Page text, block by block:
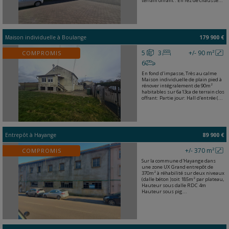
Maison individuelle à Boulange 179 900 €
COMPROMIS +/- 90 m²
5
3
6
En fond d'impasse, Très au calme
Maison individuelle de plain pied à
rénover intégralement de 90m²
habitables sur 6a13ca de terrain clos
offrant: Partie jour: Hall d'entrée (...
Entrepôt à Hayange 89 900 €
COMPROMIS +/- 370 m²
Sur la commune d'Hayange dans
une zone UX Grand entrepôt de
370m² à réhabilité sur deux niveaux
(dalle béton )soit 185m² par plateau,
Hauteur sous dalle RDC 4m
Hauteur sous pig...